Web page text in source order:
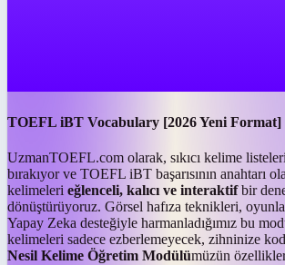
TOEFL iBT Vocabulary [2026 Yeni Format]
UzmanTOEFL.com olarak, sıkıcı kelime
bırakıyor ve TOEFL iBT başarısının anahtarı
kelimeleri eğlenceli, kalıcı ve interaktifbir
dönüştürüyoruz. Görsel hafıza teknikleri,
Yapay Zeka desteğiyle harmanladığımız bu
kelimeleri sadece ezberlemeyecek, zihninize
Nesil Kelime Öğretim Modülümüzün